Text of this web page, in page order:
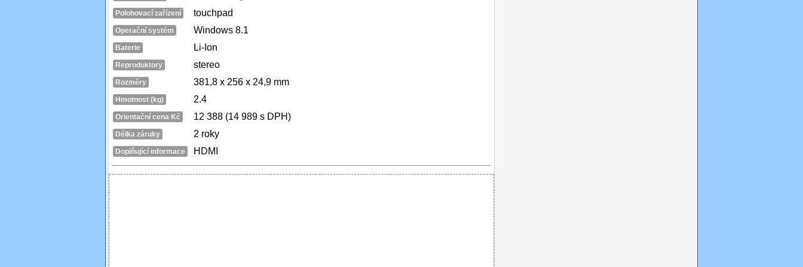
Polohovací zařízení touchpad
Operační systém Windows 8.1
Baterie Li-Ion
Reproduktory stereo
Rozměry 381,8 x 256 x 24,9 mm
Hmotnost (kg) 2.4
Orientační cena Kč 12 388 (14 989 s DPH)
Délka záruky 2 roky
Doplňující informace HDMI